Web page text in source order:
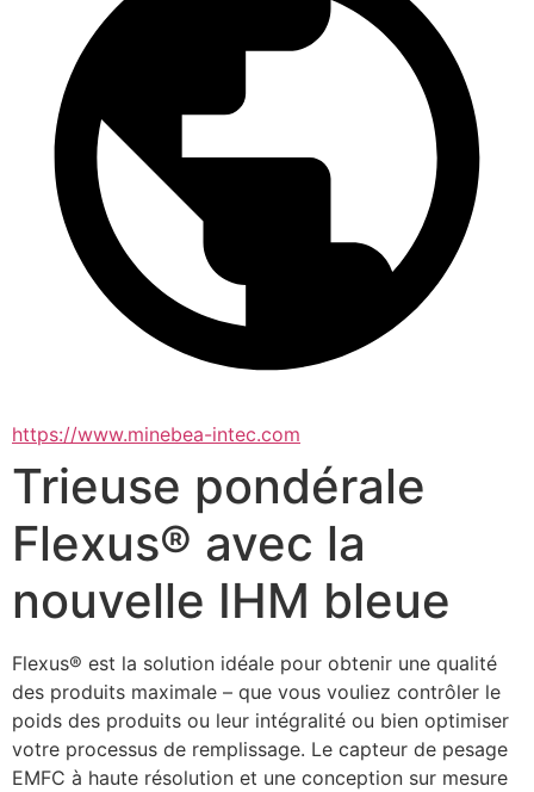
https://www.minebea-intec.com
Trieuse pondérale
Flexus® avec la
nouvelle IHM bleue
Flexus® est la solution idéale pour obtenir une qualité
des produits maximale – que vous vouliez contrôler le
poids des produits ou leur intégralité ou bien optimiser
votre processus de remplissage. Le capteur de pesage
EMFC à haute résolution et une conception sur mesure